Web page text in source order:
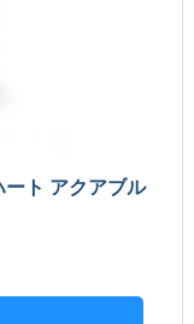
ト アクアブル